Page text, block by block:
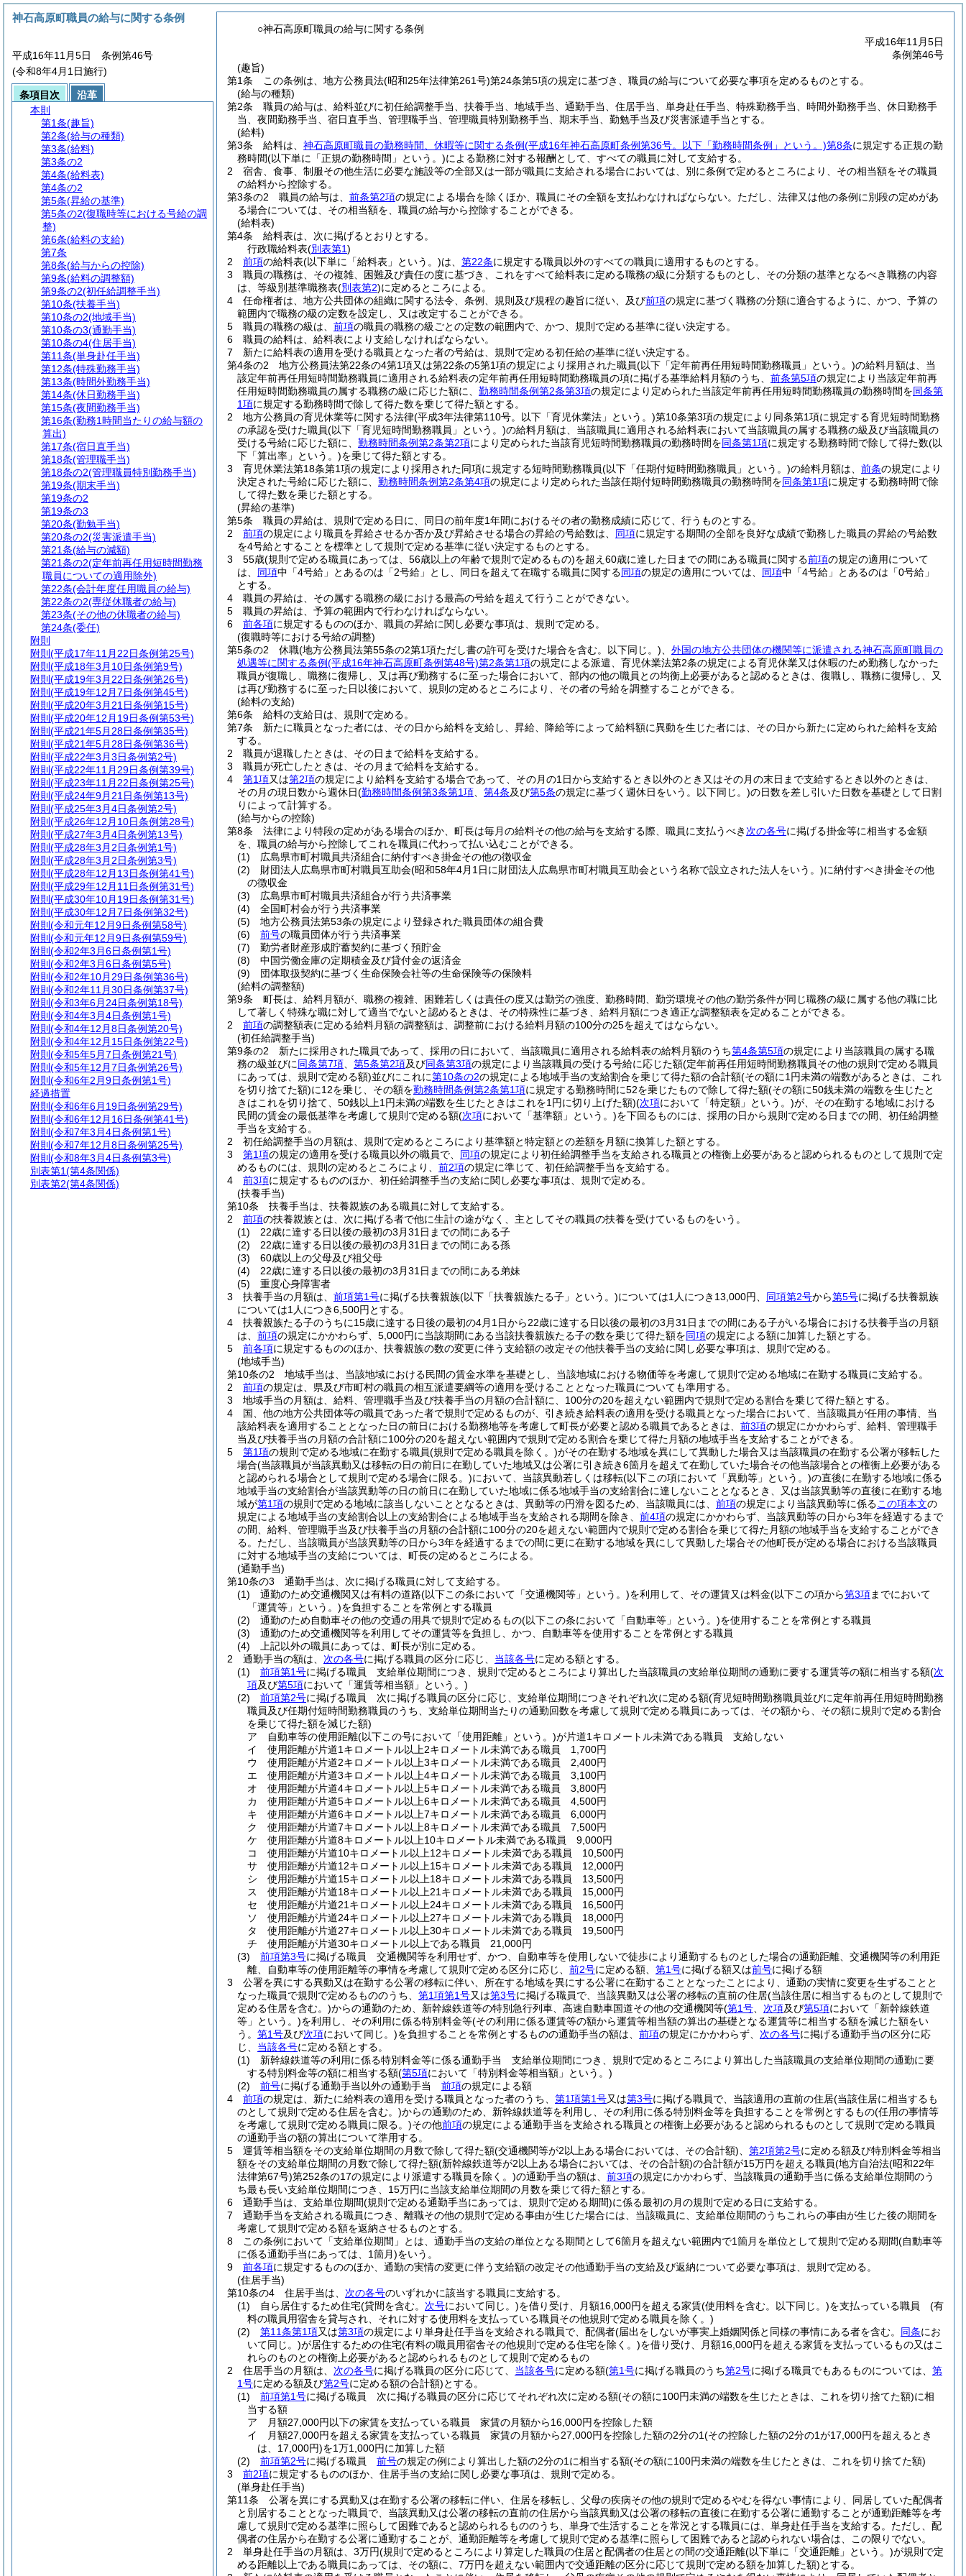
○神石高原町職員の給与に関する条例
平成16年11月5日
条例第46号
(趣旨)
第1条
この条例は、地方公務員法(昭和25年法律第261号)第24条第5項の規定に基づき、職員の給与について必要な事項を定めるものとする。
(給与の種類)
第2条
職員の給与は、給料並びに初任給調整手当、扶養手当、地域手当、通勤手当、住居手当、単身赴任手当、特殊勤務手当、時間外勤務手当、休日勤務手
当、夜間勤務手当、宿日直手当、管理職手当、管理職員特別勤務手当、期末手当、勤勉手当及び災害派遣手当とする。
(給料)
第3条
給料は、 神石高原町職員の勤務時間、休暇等に関する条例(平成16年神石高原町条例第36号。以下「勤務時間条例」という。)第8条に規定する正規の勤
務時間(以下単に「正規の勤務時間」という。)による勤務に対する報酬として、すべての職員に対して支給する。
2
宿舎、食事、制服その他生活に必要な施設等の全部又は一部が職員に支給される場合においては、別に条例で定めるところにより、その相当額をその職員
の給料から控除する。
第3条の2
職員の給与は、 前条第2項の規定による場合を除くほか、職員にその全額を支払わなければならない。 ただし、法律又は他の条例に別段の定めがあ
る場合については、その相当額を、職員の給与から控除することができる。
(給料表)
第4条
給料表は、次に掲げるとおりとする。
行政職給料表(別表第1)
2
前項の給料表(以下単に「給料表」という。)は、 第22条に規定する職員以外のすべての職員に適用するものとする。
3
職員の職務は、その複雑、困難及び責任の度に基づき、これをすべて給料表に定める職務の級に分類するものとし、その分類の基準となるべき職務の内容
は、等級別基準職務表(別表第2)に定めるところによる。
4
任命権者は、地方公共団体の組織に関する法令、条例、規則及び規程の趣旨に従い、及び前項の規定に基づく職務の分類に適合するように、かつ、予算の
範囲内で職務の級の定数を設定し、又は改定することができる。
5
職員の職務の級は、 前項の職員の職務の級ごとの定数の範囲内で、かつ、規則で定める基準に従い決定する。
6
職員の給料は、給料表により支給しなければならない。
7
新たに給料表の適用を受ける職員となった者の号給は、規則で定める初任給の基準に従い決定する。
第4条の2
地方公務員法第22条の4第1項又は第22条の5第1項の規定により採用された職員(以下「定年前再任用短時間勤務職員」という。)の給料月額は、当
該定年前再任用短時間勤務職員に適用される給料表の定年前再任用短時間勤務職員の項に掲げる基準給料月額のうち、 前条第5項の規定により当該定年前再
任用短時間勤務職員の属する職務の級に応じた額に、 勤務時間条例第2条第3項の規定により定められた当該定年前再任用短時間勤務職員の勤務時間を同条第
1項に規定する勤務時間で除して得た数を乗じて得た額とする。
2
地方公務員の育児休業等に関する法律(平成3年法律第110号。以下「育児休業法」という。)第10条第3項の規定により同条第1項に規定する育児短時間勤務
の承認を受けた職員(以下「育児短時間勤務職員」という。)の給料月額は、当該職員に適用される給料表において当該職員の属する職務の級及び当該職員の
受ける号給に応じた額に、 勤務時間条例第2条第2項により定められた当該育児短時間勤務職員の勤務時間を同条第1項に規定する勤務時間で除して得た数(以
下「算出率」という。)を乗じて得た額とする。
3
育児休業法第18条第1項の規定により採用された同項に規定する短時間勤務職員(以下「任期付短時間勤務職員」という。)の給料月額は、 前条の規定により
決定された号給に応じた額に、 勤務時間条例第2条第4項の規定により定められた当該任期付短時間勤務職員の勤務時間を同条第1項に規定する勤務時間で除
して得た数を乗じた額とする。
(昇給の基準)
第5条
職員の昇給は、規則で定める日に、同日の前年度1年間におけるその者の勤務成績に応じて、行うものとする。
2
前項の規定により職員を昇給させるか否か及び昇給させる場合の昇給の号給数は、 同項に規定する期間の全部を良好な成績で勤務した職員の昇給の号給数
を4号給とすることを標準として規則で定める基準に従い決定するものとする。
3
55歳(規則で定める職員にあっては、56歳以上の年齢で規則で定めるもの)を超え60歳に達した日までの間にある職員に関する前項の規定の適用について
は、 同項中「4号給」とあるのは「2号給」とし、同日を超えて在職する職員に関する同項の規定の適用については、 同項中「4号給」とあるのは「0号給」
とする。
4
職員の昇給は、その属する職務の級における最高の号給を超えて行うことができない。
5
職員の昇給は、予算の範囲内で行わなければならない。
6
前各項に規定するもののほか、職員の昇給に関し必要な事項は、規則で定める。
(復職時等における号給の調整)
第5条の2
休職(地方公務員法第55条の2第1項ただし書の許可を受けた場合を含む。以下同じ。)
外国の地方公共団体の機関等に派遣される神石高原町職員の
処遇等に関する条例(平成16年神石高原町条例第48号)第2条第1項の規定による派遣、育児休業法第2条の規定による育児休業又は休暇のため勤務しなかった
職員が復職し、職務に復帰し、又は再び勤務するに至った場合において、部内の他の職員との均衡上必要があると認めるときは、復職し、職務に復帰し、又
は再び勤務するに至った日以後において、規則の定めるところにより、その者の号給を調整することができる。
(給料の支給)
第6条
給料の支給日は、規則で定める。
第7条
新たに職員となった者には、その日から給料を支給し、昇給、降給等によって給料額に異動を生じた者には、その日から新たに定められた給料を支給
する。
2
職員が退職したときは、その日まで給料を支給する。
3
職員が死亡したときは、その月まで給料を支給する。
4
第1項又は第2項の規定により給料を支給する場合であって、その月の1日から支給するとき以外のとき又はその月の末日まで支給するとき以外のときは、
その月の現日数から週休日(勤務時間条例第3条第1項 第4条及び第5条の規定に基づく週休日をいう。以下同じ。)の日数を差し引いた日数を基礎として日割
りによって計算する。
(給与からの控除)
第8条
法律により特段の定めがある場合のほか、町長は毎月の給料その他の給与を支給する際、職員に支払うべき 次の各号に掲げる掛金等に相当する金額
を、職員の給与から控除してこれを職員に代わって払い込むことができる。
(1)
広島県市町村職員共済組合に納付すべき掛金その他の徴収金
(2)
財団法人広島県市町村職員互助会(昭和58年4月1日に財団法人広島県市町村職員互助会という名称で設立された法人をいう。)に納付すべき掛金その他
の徴収金
(3)
広島県市町村職員共済組合が行う共済事業
(4)
全国町村会が行う共済事業
(5)
地方公務員法第53条の規定により登録された職員団体の組合費
(6)
前号の職員団体が行う共済事業
(7)
勤労者財産形成貯蓄契約に基づく預貯金
(8)
中国労働金庫の定期積金及び貸付金の返済金
(9)
団体取扱契約に基づく生命保険会社等の生命保険等の保険料
(給料の調整額)
第9条
町長は、給料月額が、職務の複雑、困難若しくは責任の度又は勤労の強度、勤務時間、勤労環境その他の勤労条件が同じ職務の級に属する他の職に比
して著しく特殊な職に対して適当でないと認めるときは、その特殊性に基づき、給料月額につき適正な調整額表を定めることができる。
2
前項の調整額表に定める給料月額の調整額は、調整前における給料月額の100分の25を超えてはならない。
(初任給調整手当)
第9条の2
新たに採用された職員であって、採用の日において、当該職員に適用される給料表の給料月額のうち第4条第5項の規定により当該職員の属する職
務の級並びに同条第7項 第5条第2項及び同条第3項の規定により当該職員の受ける号給に応じた額(定年前再任用短時間勤務職員その他の規則で定める職員
にあっては、規則で定める額)並びにこれに第10条の2の規定による地域手当の支給割合を乗じて得た額の合計額(その額に1円未満の端数があるときは、これ
を切り捨てた額)に12を乗じ、その額を勤務時間条例第2条第1項に規定する勤務時間に52を乗じたもので除して得た額(その額に50銭未満の端数を生じたと
きはこれを切り捨て、50銭以上1円未満の端数を生じたときはこれを1円に切り上げた額)(次項において「特定額」という。)が、その在勤する地域における
民間の賃金の最低基準を考慮して規則で定める額(次項において「基準額」という。)を下回るものには、採用の日から規則で定める日までの間、初任給調整
手当を支給する。
2
初任給調整手当の月額は、規則で定めるところにより基準額と特定額との差額を月額に換算した額とする。
3
第1項の規定の適用を受ける職員以外の職員で、 同項の規定により初任給調整手当を支給される職員との権衡上必要があると認められるものとして規則で定
めるものには、規則の定めるところにより、 前2項の規定に準じて、初任給調整手当を支給する。
4
前3項に規定するもののほか、初任給調整手当の支給に関し必要な事項は、規則で定める。
(扶養手当)
第10条
扶養手当は、扶養親族のある職員に対して支給する。
2
前項の扶養親族とは、次に掲げる者で他に生計の途がなく、主としてその職員の扶養を受けているものをいう。
(1)
22歳に達する日以後の最初の3月31日までの間にある子
(2)
22歳に達する日以後の最初の3月31日までの間にある孫
(3)
60歳以上の父母及び祖父母
(4)
22歳に達する日以後の最初の3月31日までの間にある弟妹
(5)
重度心身障害者
3
扶養手当の月額は、 前項第1号に掲げる扶養親族(以下「扶養親族たる子」という。)については1人につき13,000円、 同項第2号から第5号に掲げる扶養親族
については1人につき6,500円とする。
4
扶養親族たる子のうちに15歳に達する日後の最初の4月1日から22歳に達する日以後の最初の3月31日までの間にある子がいる場合における扶養手当の月額
は、 前項の規定にかかわらず、5,000円に当該期間にある当該扶養親族たる子の数を乗じて得た額を同項の規定による額に加算した額とする。
5
前各項に規定するもののほか、扶養親族の数の変更に伴う支給額の改定その他扶養手当の支給に関し必要な事項は、規則で定める。
(地域手当)
第10条の2
地域手当は、当該地域における民間の賃金水準を基礎とし、当該地域における物価等を考慮して規則で定める地域に在勤する職員に支給する。
2
前項の規定は、県及び市町村の職員の相互派遣要綱等の適用を受けることとなった職員についても準用する。
3
地域手当の月額は、給料、管理職手当及び扶養手当の月額の合計額に、100分の20を超えない範囲内で規則で定める割合を乗じて得た額とする。
4
国、他の地方公共団体等の職員であった者で規則で定めるものが、引き続き給料表の適用を受ける職員となった場合において、当該職員が任用の事情、当
該給料表を適用することとなった日の前日における勤務地等を考慮して町長が必要と認める職員であるときは、 前3項の規定にかかわらず、給料、管理職手
当及び扶養手当の月額の合計額に100分の20を超えない範囲内で規則で定める割合を乗じて得た月額の地域手当を支給することができる。
5
第1項の規則で定める地域に在勤する職員(規則で定める職員を除く。)がその在勤する地域を異にして異動した場合又は当該職員の在勤する公署が移転した
場合(当該職員が当該異動又は移転の日の前日に在勤していた地域又は公署に引き続き6箇月を超えて在勤していた場合その他当該場合との権衡上必要がある
と認められる場合として規則で定める場合に限る。)において、当該異動若しくは移転(以下この項において「異動等」という。)の直後に在勤する地域に係る
地域手当の支給割合が当該異動等の日の前日に在勤していた地域に係る地域手当の支給割合に達しないこととなるとき、又は当該異動等の直後に在勤する地
域が第1項の規則で定める地域に該当しないこととなるときは、異動等の円滑を図るため、当該職員には、 前項の規定により当該異動等に係るこの項本文の
規定による地域手当の支給割合以上の支給割合による地域手当を支給される期間を除き、 前4項の規定にかかわらず、当該異動等の日から3年を経過するまで
の間、給料、管理職手当及び扶養手当の月額の合計額に100分の20を超えない範囲内で規則で定める割合を乗じて得た月額の地域手当を支給することができ
る。 ただし、当該職員が当該異動等の日から3年を経過するまでの間に更に在勤する地域を異にして異動した場合その他町長が定める場合における当該職員
に対する地域手当の支給については、町長の定めるところによる。
(通勤手当)
第10条の3
通勤手当は、次に掲げる職員に対して支給する。
(1)
通勤のため交通機関又は有料の道路(以下この条において「交通機関等」という。)を利用して、その運賃又は料金(以下この項から第3項までにおいて
「運賃等」という。)を負担することを常例とする職員
(2)
通勤のため自動車その他の交通の用具で規則で定めるもの(以下この条において「自動車等」という。)を使用することを常例とする職員
(3)
通勤のため交通機関等を利用してその運賃等を負担し、かつ、自動車等を使用することを常例とする職員
(4)
上記以外の職員にあっては、町長が別に定める。
2
通勤手当の額は、 次の各号に掲げる職員の区分に応じ、 当該各号に定める額とする。
(1)
前項第1号に掲げる職員 支給単位期間につき、規則で定めるところにより算出した当該職員の支給単位期間の通勤に要する運賃等の額に相当する額(次
項及び第5項において「運賃等相当額」という。)
(2)
前項第2号に掲げる職員 次に掲げる職員の区分に応じ、支給単位期間につきそれぞれ次に定める額(育児短時間勤務職員並びに定年前再任用短時間勤務
職員及び任期付短時間勤務職員のうち、支給単位期間当たりの通勤回数を考慮して規則で定める職員にあっては、その額から、その額に規則で定める割合
を乗じて得た額を減じた額)
ア
自動車等の使用距離(以下この号において「使用距離」という。)が片道1キロメートル未満である職員 支給しない
イ
使用距離が片道1キロメートル以上2キロメートル未満である職員 1,700円
ウ
使用距離が片道2キロメートル以上3キロメートル未満である職員 2,400円
エ
使用距離が片道3キロメートル以上4キロメートル未満である職員 3,100円
オ
使用距離が片道4キロメートル以上5キロメートル未満である職員 3,800円
カ
使用距離が片道5キロメートル以上6キロメートル未満である職員 4,500円
キ
使用距離が片道6キロメートル以上7キロメートル未満である職員 6,000円
ク
使用距離が片道7キロメートル以上8キロメートル未満である職員 7,500円
ケ
使用距離が片道8キロメートル以上10キロメートル未満である職員 9,000円
コ
使用距離が片道10キロメートル以上12キロメートル未満である職員 10,500円
サ
使用距離が片道12キロメートル以上15キロメートル未満である職員 12,000円
シ
使用距離が片道15キロメートル以上18キロメートル未満である職員 13,500円
ス
使用距離が片道18キロメートル以上21キロメートル未満である職員 15,000円
セ
使用距離が片道21キロメートル以上24キロメートル未満である職員 16,500円
ソ
使用距離が片道24キロメートル以上27キロメートル未満である職員 18,000円
タ
使用距離が片道27キロメートル以上30キロメートル未満である職員 19,500円
チ
使用距離が片道30キロメートル以上である職員 21,000円
(3)
前項第3号に掲げる職員 交通機関等を利用せず、かつ、自動車等を使用しないで徒歩により通勤するものとした場合の通勤距離、交通機関等の利用距
離、自動車等の使用距離等の事情を考慮して規則で定める区分に応じ、 前2号に定める額、 第1号に掲げる額又は前号に掲げる額
3
公署を異にする異動又は在勤する公署の移転に伴い、所在する地域を異にする公署に在勤することとなったことにより、通勤の実情に変更を生ずることと
なった職員で規則で定めるもののうち、 第1項第1号又は第3号に掲げる職員で、当該異動又は公署の移転の直前の住居(当該住居に相当するものとして規則で
定める住居を含む。)からの通勤のため、新幹線鉄道等の特別急行列車、高速自動車国道その他の交通機関等(第1号 次項及び第5項において「新幹線鉄道
等」という。)を利用し、その利用に係る特別料金等(その利用に係る運賃等の額から運賃等相当額の算出の基礎となる運賃等に相当する額を減じた額をい
う。 第1号及び次項において同じ。)を負担することを常例とするものの通勤手当の額は、 前項の規定にかかわらず、 次の各号に掲げる通勤手当の区分に応
じ、 当該各号に定める額とする。
(1)
新幹線鉄道等の利用に係る特別料金等に係る通勤手当 支給単位期間につき、規則で定めるところにより算出した当該職員の支給単位期間の通勤に要
する特別料金等の額に相当する額(第5項において「特別料金等相当額」という。)
(2)
前号に掲げる通勤手当以外の通勤手当 前項の規定による額
4
前項の規定は、新たに給料表の適用を受ける職員となった者のうち、 第1項第1号又は第3号に掲げる職員で、当該適用の直前の住居(当該住居に相当するも
のとして規則で定める住居を含む。)からの通勤のため、新幹線鉄道等を利用し、その利用に係る特別料金等を負担することを常例とするもの(任用の事情等
を考慮して規則で定める職員に限る。)その他前項の規定による通勤手当を支給される職員との権衡上必要があると認められるものとして規則で定める職員
の通勤手当の額の算出について準用する。
5
運賃等相当額をその支給単位期間の月数で除して得た額(交通機関等が2以上ある場合においては、その合計額) 第2項第2号に定める額及び特別料金等相当
額をその支給単位期間の月数で除して得た額(新幹線鉄道等が2以上ある場合においては、その合計額)の合計額が15万円を超える職員(地方自治法(昭和22年
法律第67号)第252条の17の規定により派遣する職員を除く。)の通勤手当の額は、 前3項の規定にかかわらず、当該職員の通勤手当に係る支給単位期間のう
ち最も長い支給単位期間につき、15万円に当該支給単位期間の月数を乗じて得た額とする。
6
通勤手当は、支給単位期間(規則で定める通勤手当にあっては、規則で定める期間)に係る最初の月の規則で定める日に支給する。
7
通勤手当を支給される職員につき、離職その他の規則で定める事由が生じた場合には、当該職員に、支給単位期間のうちこれらの事由が生じた後の期間を
考慮して規則で定める額を返納させるものとする。
8
この条例において「支給単位期間」とは、通勤手当の支給の単位となる期間として6箇月を超えない範囲内で1箇月を単位として規則で定める期間(自動車等
に係る通勤手当にあっては、1箇月)をいう。
9
前各項に規定するもののほか、通勤の実情の変更に伴う支給額の改定その他通勤手当の支給及び返納について必要な事項は、規則で定める。
(住居手当)
第10条の4
住居手当は、 次の各号のいずれかに該当する職員に支給する。
(1)
自ら居住するため住宅(貸間を含む。 次号において同じ。)を借り受け、月額16,000円を超える家賃(使用料を含む。以下同じ。)を支払っている職員 (有
料の職員用宿舎を貸与され、それに対する使用料を支払っている職員その他規則で定める職員を除く。)
(2)
第11条第1項又は第3項の規定により単身赴任手当を支給される職員で、配偶者(届出をしないが事実上婚姻関係と同様の事情にある者を含む。 同条にお
いて同じ。)が居住するための住宅(有料の職員用宿舎その他規則で定める住宅を除く。)を借り受け、月額16,000円を超える家賃を支払っているもの又はこ
れらのものとの権衡上必要があると認められるものとして規則で定めるもの
2
住居手当の月額は、 次の各号に掲げる職員の区分に応じて、 当該各号に定める額(第1号に掲げる職員のうち第2号に掲げる職員でもあるものについては、 第
1号に定める額及び第2号に定める額の合計額)とする。
(1)
前項第1号に掲げる職員 次に掲げる職員の区分に応じてそれぞれ次に定める額(その額に100円未満の端数を生じたときは、これを切り捨てた額)に相
当する額
ア
月額27,000円以下の家賃を支払っている職員 家賃の月額から16,000円を控除した額
イ
月額27,000円を超える家賃を支払っている職員 家賃の月額から27,000円を控除した額の2分の1(その控除した額の2分の1が17,000円を超えるとき
は、17,000円)を1万1,000円に加算した額
(2)
前項第2号に掲げる職員 前号の規定の例により算出した額の2分の1に相当する額(その額に100円未満の端数を生じたときは、これを切り捨てた額)
3
前2項に規定するもののほか、住居手当の支給に関し必要な事項は、規則で定める。
(単身赴任手当)
第11条
公署を異にする異動又は在勤する公署の移転に伴い、住居を移転し、父母の疾病その他の規則で定めるやむを得ない事情により、同居していた配偶者
と別居することとなった職員で、当該異動又は公署の移転の直前の住居から当該異動又は公署の移転の直後に在勤する公署に通勤することが通勤距離等を考
慮して規則で定める基準に照らして困難であると認められるもののうち、単身で生活することを常況とする職員には、単身赴任手当を支給する。 ただし、配
偶者の住居から在勤する公署に通勤することが、通勤距離等を考慮して規則で定める基準に照らして困難であると認められない場合は、この限りでない。
2
単身赴任手当の月額は、3万円(規則で定めるところにより算定した職員の住居と配偶者の住居との間の交通距離(以下単に「交通距離」という。)が規則で定
める距離以上である職員にあっては、その額に、7万円を超えない範囲内で交通距離の区分に応じて規則で定める額を加算した額)とする。
神石高原町職員の給与に関する条例
平成16年11月5日 条例第46号
(令和8年4月1日施行)
条項目次
沿革
本則
第1条(趣旨)
第2条(給与の種類)
第3条(給料)
第3条の2
第4条(給料表)
第4条の2
第5条(昇給の基準)
第5条の2(復職時等における号給の調
整)
第6条(給料の支給)
第7条
第8条(給与からの控除)
第9条(給料の調整額)
第9条の2(初任給調整手当)
第10条(扶養手当)
第10条の2(地域手当)
第10条の3(通勤手当)
第10条の4(住居手当)
第11条(単身赴任手当)
第12条(特殊勤務手当)
第13条(時間外勤務手当)
第14条(休日勤務手当)
第15条(夜間勤務手当)
第16条(勤務1時間当たりの給与額の
算出)
第17条(宿日直手当)
第18条(管理職手当)
第18条の2(管理職員特別勤務手当)
第19条(期末手当)
第19条の2
第19条の3
第20条(勤勉手当)
第20条の2(災害派遣手当)
第21条(給与の減額)
第21条の2(定年前再任用短時間勤務
職員についての適用除外)
第22条(会計年度任用職員の給与)
第22条の2(専従休職者の給与)
第23条(その他の休職者の給与)
第24条(委任)
附則
附則 (平成17年11月22日条例第25号)
附則 (平成18年3月10日条例第9号)
附則 (平成19年3月22日条例第26号)
附則 (平成19年12月7日条例第45号)
附則 (平成20年3月21日条例第15号)
附則 (平成20年12月19日条例第53号)
附則 (平成21年5月28日条例第35号)
附則 (平成21年5月28日条例第36号)
附則 (平成22年3月3日条例第2号)
附則 (平成22年11月29日条例第39号)
附則 (平成23年11月22日条例第25号)
附則 (平成24年9月21日条例第13号)
附則 (平成25年3月4日条例第2号)
附則 (平成26年12月10日条例第28号)
附則 (平成27年3月4日条例第13号)
附則 (平成28年3月2日条例第1号)
附則 (平成28年3月2日条例第3号)
附則 (平成28年12月13日条例第41号)
附則 (平成29年12月11日条例第31号)
附則 (平成30年10月19日条例第31号)
附則 (平成30年12月7日条例第32号)
附則 (令和元年12月9日条例第58号)
附則 (令和元年12月9日条例第59号)
附則 (令和2年3月6日条例第1号)
附則 (令和2年3月6日条例第5号)
附則 (令和2年10月29日条例第36号)
附則 (令和2年11月30日条例第37号)
附則 (令和3年6月24日条例第18号)
附則 (令和4年3月4日条例第1号)
附則 (令和4年12月8日条例第20号)
附則 (令和4年12月15日条例第22号)
附則 (令和5年5月7日条例第21号)
附則 (令和5年12月7日条例第26号)
附則 (令和6年2月9日条例第1号)
経過措置
附則 (令和6年6月19日条例第29号)
附則 (令和6年12月16日条例第41号)
附則 (令和7年3月4日条例第1号)
附則 (令和7年12月8日条例第25号)
附則 (令和8年3月4日条例第3号)
別表第1(第4条関係)
別表第2(第4条関係)